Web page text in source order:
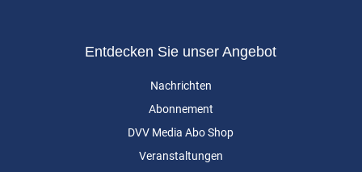
Entdecken Sie unser Angebot
Nachrichten
Abonnement
DVV Media Abo Shop
Veranstaltungen